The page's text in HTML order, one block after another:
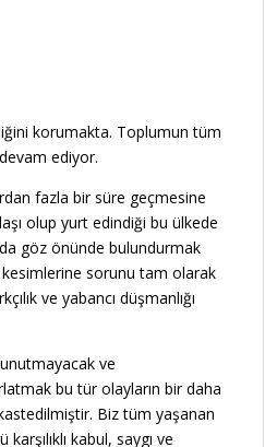
korumakta. Toplumun tüm
ediyor.
fazla bir süre geçmesine
olup yurt edindiği bu ülkede
göz önünde bulundurmak
sorunu tam olarak
ve yabancı düşmanlığı
ve
bu tür olayların bir daha
Biz tüm yaşanan
kabul, saygı ve